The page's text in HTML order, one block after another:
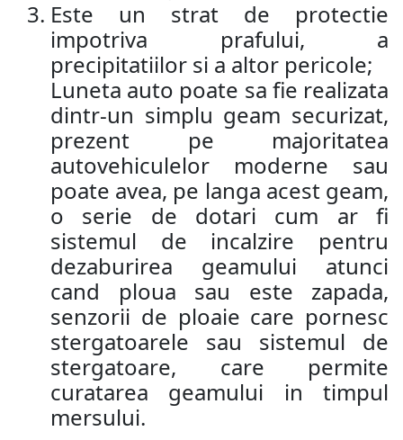
Este un strat de protectie
impotriva prafului, a
precipitatiilor si a altor pericole;
Luneta auto poate sa fie realizata
dintr-un simplu geam securizat,
prezent pe majoritatea
autovehiculelor moderne sau
poate avea, pe langa acest geam,
o serie de dotari cum ar fi
sistemul de incalzire pentru
dezaburirea geamului atunci
cand ploua sau este zapada,
senzorii de ploaie care pornesc
stergatoarele sau sistemul de
stergatoare, care permite
curatarea geamului in timpul
mersului.